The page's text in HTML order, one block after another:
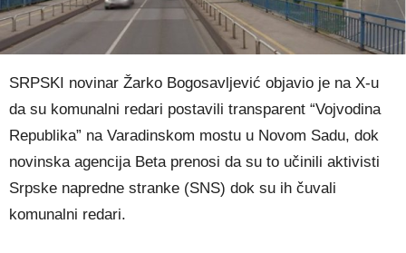
SRPSKI novinar Žarko Bogosavljević objavio je na X-u
da su komunalni redari postavili transparent “Vojvodina
Republika” na Varadinskom mostu u Novom Sadu, dok
novinska agencija Beta prenosi da su to učinili aktivisti
Srpske napredne stranke (SNS) dok su ih čuvali
komunalni redari.